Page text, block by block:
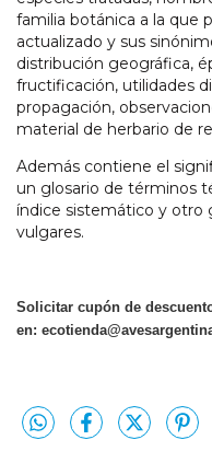
familia botánica a la que
actualizado y sus
distribución geográfica,
fructificación, utilidades
propagación,
material de herbario de
Además contiene el
un glosario de términos
índice sistemático y otro
vulgares.
Solicitar cupón de
en: